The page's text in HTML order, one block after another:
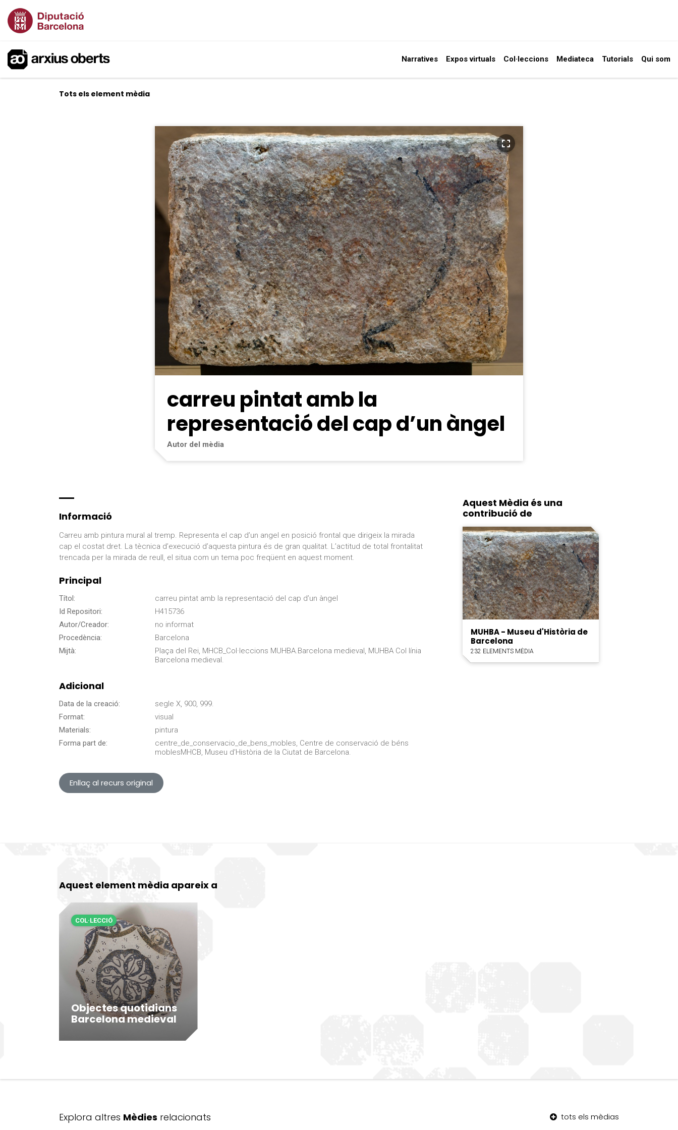
Narratives Expos virtuals Col·leccions Mediateca Tutorials Qui som
Tots els element mèdia
carreu pintat amb la
representació del cap d’un àngel
Autor del mèdia
Informació
Carreu amb pintura mural al tremp. Representa el cap d’un angel en posició frontal que dirigeix la mirada
cap el costat dret. La tècnica d’execució d’aquesta pintura és de gran qualitat. L’actitud de total frontalitat
trencada per la mirada de reull, el situa com un tema poc freqüent en aquest moment.
Principal
Títol:
carreu pintat amb la representació del cap d’un àngel
Id Repositori:
H415736
Autor/Creador:
no informat
Procedència:
Barcelona
Mijtà:
Plaça del Rei, MHCB_Col·leccions MUHBA.Barcelona medieval, MUHBA Col línia
Barcelona medieval.
Adicional
Data de la creació:
segle X, 900, 999.
Format:
visual
Materials:
pintura
Forma part de:
centre_de_conservacio_de_bens_mobles, Centre de conservació de béns
moblesMHCB, Museu d'Història de la Ciutat de Barcelona.
Enllaç al recurs original
Aquest Mèdia és una
contribució de
MUHBA - Museu d'Història de
Barcelona
232 ELEMENTS MÈDIA
Aquest element mèdia apareix a
Objectes quotidians
Barcelona medieval
COL·LECCIÓ
Explora altres Mèdies relacionats tots els mèdias